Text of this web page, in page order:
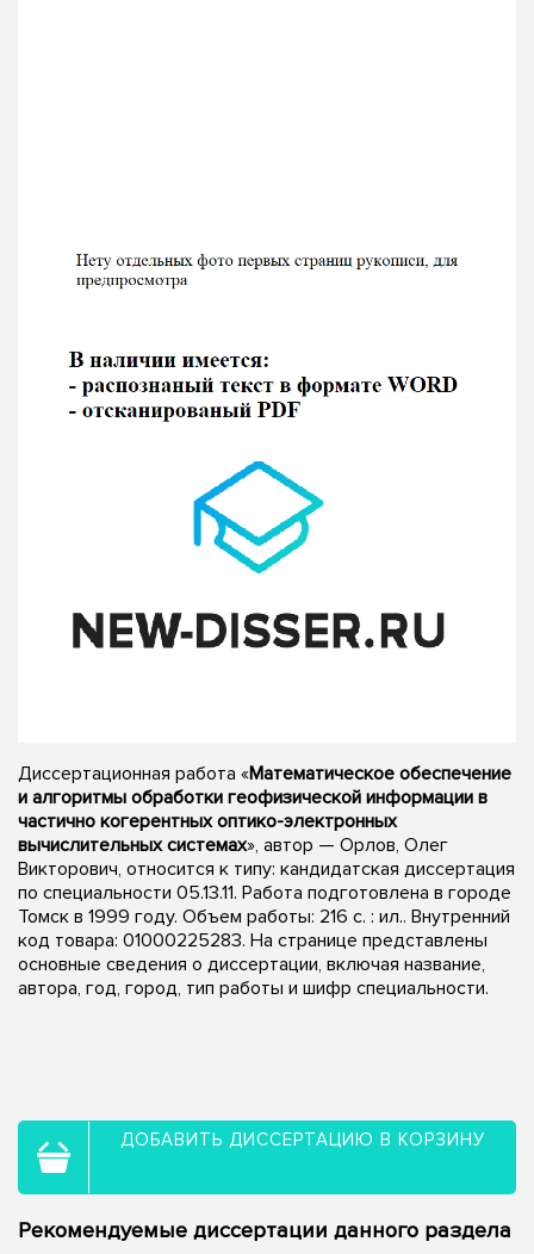
Диссертационная работа «Математическое обеспечение
и алгоритмы обработки геофизической информации в
частично когерентных оптико-электронных
вычислительных системах», автор — Орлов, Олег
Викторович, относится к типу: кандидатская диссертация
по специальности 05.13.11. Работа подготовлена в городе
Томск в 1999 году. Объем работы: 216 с. : ил.. Внутренний
код товара: 01000225283. На странице представлены
основные сведения о диссертации, включая название,
автора, год, город, тип работы и шифр специальности.
ДОБАВИТЬ ДИССЕРТАЦИЮ В КОРЗИНУ
Рекомендуемые диссертации данного раздела